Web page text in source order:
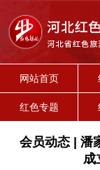
网站首页
红色专题
会员动态 | 潘
成